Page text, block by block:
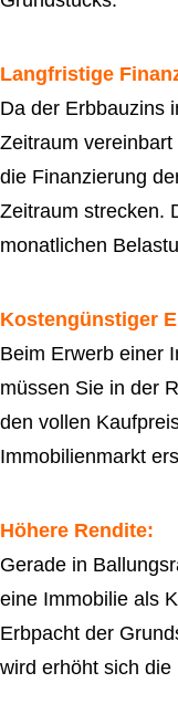
Langfristige
Da der Erbbauzins
Zeitraum
die Finanzierung
Zeitraum strecken.
monatlichen
Kostengünstiger
Beim Erwerb einer
müssen Sie in der
den vollen
Immobilienmarkt
Höhere Rendite:
Gerade in
eine Immobilie als
Erbpacht der
wird erhöht sich